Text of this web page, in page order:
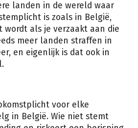
landen in de wereld waar
is zoals in België,
wordt als je verzaakt aan die
meer landen straffen in
en eigenlijk is dat ook in
voor elke
in België. Wie niet stemt